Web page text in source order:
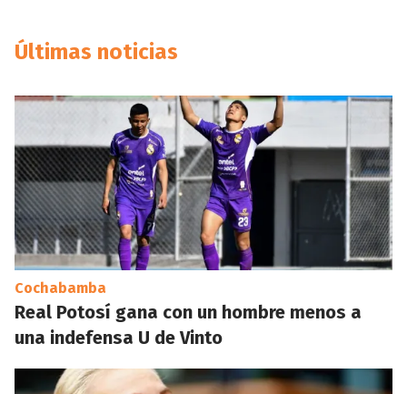
Últimas noticias
Cochabamba
Real Potosí gana con un hombre menos a
una indefensa U de Vinto